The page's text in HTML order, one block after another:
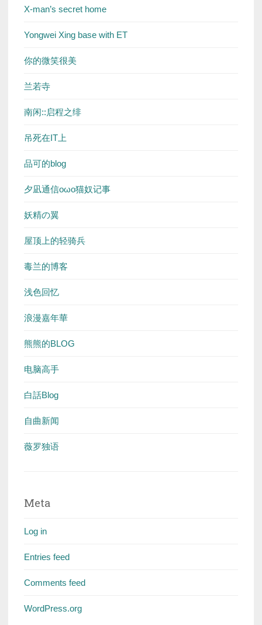
X-man’s secret home
Yongwei Xing base with ET
你的微笑很美
兰若寺
南闲::启程之绯
吊死在IT上
品可的blog
夕凪通信oωo猫奴记事
妖精の翼
屋顶上的轻骑兵
毒兰的博客
浅色回忆
浪漫嘉年華
熊熊的BLOG
电脑高手
白話Blog
自曲新闻
薇罗独语
Meta
Log in
Entries feed
Comments feed
WordPress.org